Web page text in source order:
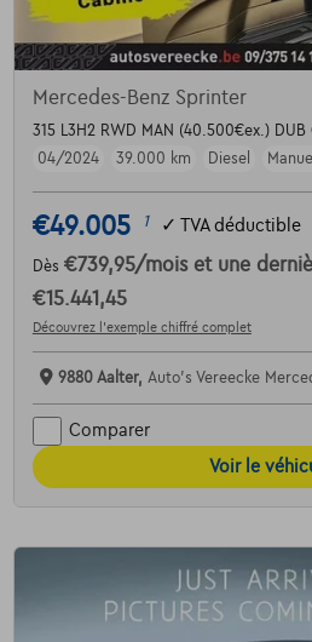
Mercedes-Benz Sprinter
315 L3H2 RWD MAN (40.500€ex.) DUB
04/2024
39.000 km Diesel
€49.005 1 ✓ TVA déductible
Dès €739,95/mois et une
€15.441,45
Découvrez l’exemple chiffré complet
9880 Aalter, Auto's Vereecke
Comparer
Voir le